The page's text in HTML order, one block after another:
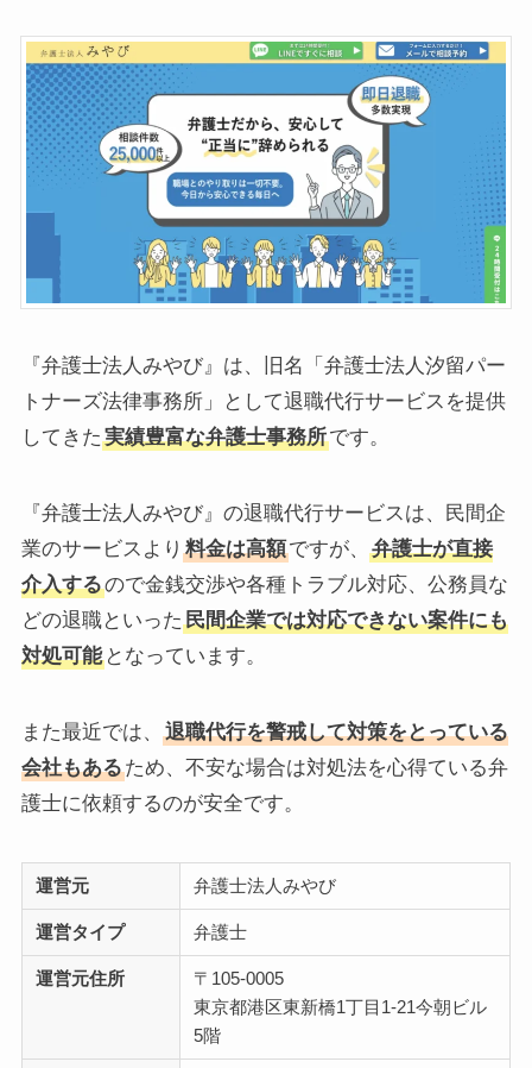
『弁護士法人みやび』は、旧名「弁護士法人汐留パー
トナーズ法律事務所」として退職代行サービスを提供
してきた 実績豊富な弁護士事務所です。
『弁護士法人みやび』の退職代行サービスは、民間企
業のサービスより 料金は高額ですが、
弁護士が直接
介入するので金銭交渉や各種トラブル対応、公務員な
どの退職といった 民間企業では対応できない案件にも
対処可能となっています。
また最近では、
退職代行を警戒して対策をとっている
会社もあるため、不安な場合は対処法を心得ている弁
護士に依頼するのが安全です。
運営元 弁護士法人みやび
運営タイプ 弁護士
運営元住所
〒105-0005
東京都港区東新橋1丁目1-21今朝ビル
5階